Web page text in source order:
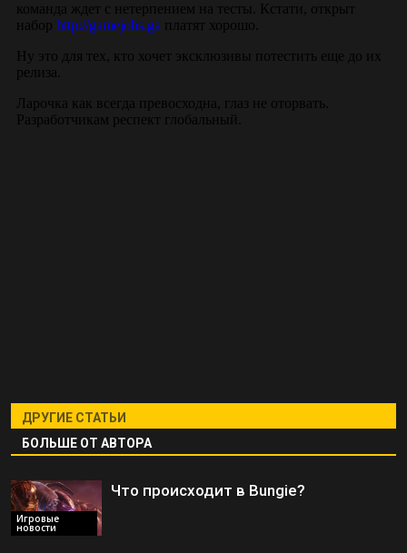
ДРУГИЕ СТАТЬИ
БОЛЬШЕ ОТ АВТОРА
Игровые
новости
Что происходит в Bungie?